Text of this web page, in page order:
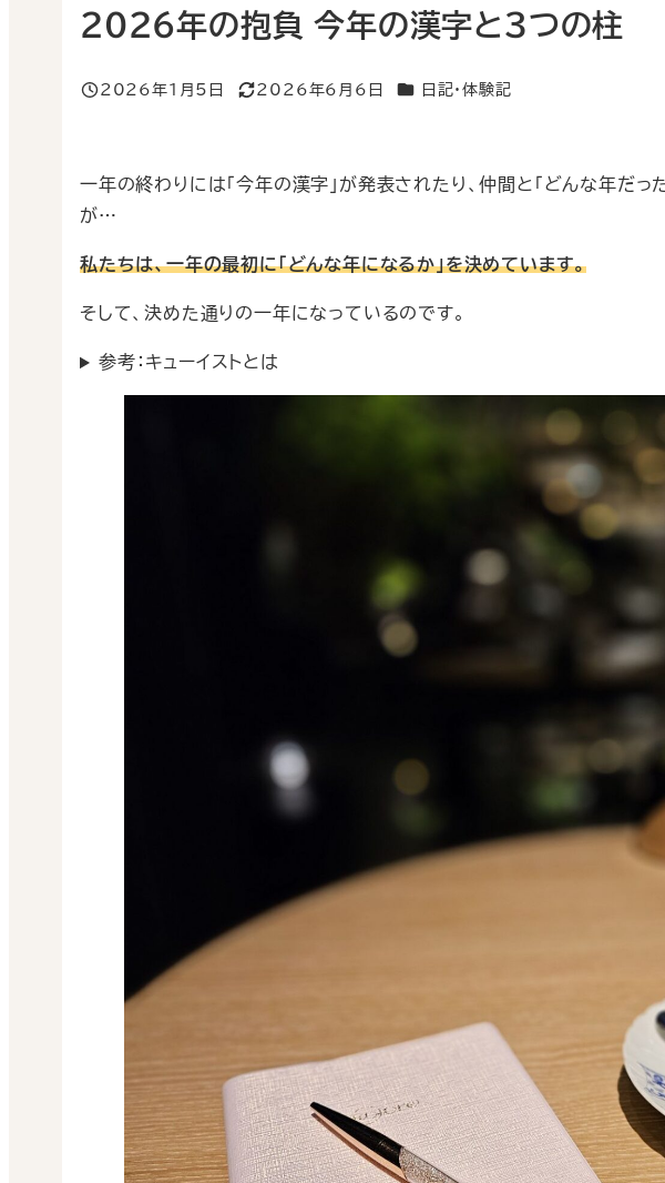
2026年の抱負 今年の漢字と3つの柱
投稿日
2026年1月5日
更新日
2026年6月6日 カテゴリー
日記・体験記
一年の終わりには「今年の漢字」が発表されたり、仲間と「どんな年だ
が…
私たちは、一年の最初に「どんな年になるか」を決めています。
そして、決めた通りの一年になっているのです。
参考：キューイストとは